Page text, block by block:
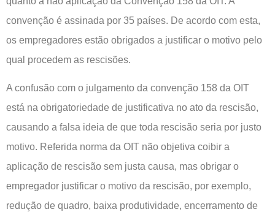
convenção é assinada por 35 países. De acordo com esta,
os empregadores estão obrigados a justificar o motivo pelo
qual procedem as rescisões.
A confusão com o julgamento da convenção 158 da OIT
está na obrigatoriedade de justificativa no ato da rescisão,
causando a falsa ideia de que toda rescisão seria por justo
motivo. Referida norma da OIT não objetiva coibir a
aplicação de rescisão sem justa causa, mas obrigar o
empregador justificar o motivo da rescisão, por exemplo,
redução de quadro, baixa produtividade, encerramento de